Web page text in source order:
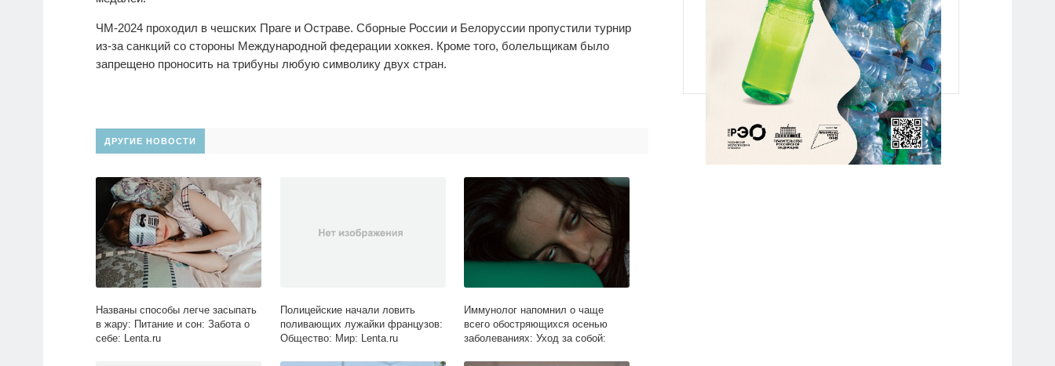
ЧМ-2024 проходил в чешских Праге и Остраве. Сборные России и Белоруссии пропустили турнир
из-за санкций со стороны Международной федерации хоккея. Кроме того, болельщикам было
запрещено проносить на трибуны любую символику двух стран.
ДРУГИЕ НОВОСТИ
Названы способы легче засыпать
в жару: Питание и сон: Забота о
себе: Lenta.ru
Полицейские начали ловить
поливающих лужайки французов:
Общество: Мир: Lenta.ru
Иммунолог напомнил о чаще
всего обостряющихся осенью
заболеваниях: Уход за собой: